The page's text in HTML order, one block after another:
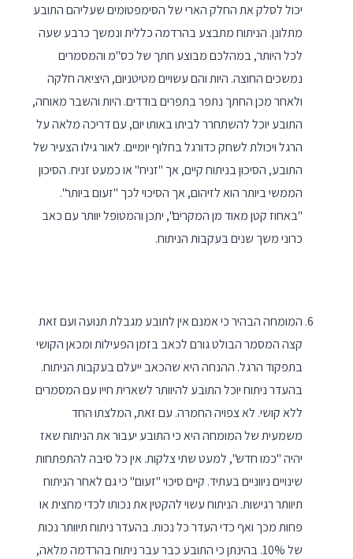
יכול לסלק את החלק הארי של הסימפטומים שעליהם התובע
מתלונן. הניתוח מתבצע בהרדמה כללית ונמשך כרבע שעה
לכל היותר, במהלכם מבוצע חתך של כס"מ והמסמרים
נמשכים החוצה. היות והם עשויים מטיטניום, היציאה חלקה
ולאחר מכן החתך נתפר בתפרים בודדים. היות והשבר מאוחה,
התובע יוכל להשתחרר לביתו באותו יום, עם דריכה מלאה על
הרגל ויכולת לשחק כדורגל בחלוף יומיים. לאור גילו הצעיר של
התובע, הסיכון בניתוח קיים, אך "זניח" או כמעט זניח. הסיכון
הממשי ביותר הוא לזיהום, אך הסיכוי לכך "זעום ביותר".
"באחוז קטן מאוד מן המקרים", יתכן והמטופל יוותר עם כאב
כרוני משך שנים בעקבות הניתוח.
המומחה הבהיר כי אמנם אין לתובע מגבלת תנועה ועם זאת
קצה המסמר הבולט גורם לכאב בזמן הפעילות ומכאן הקושי
בתפקוד הרגל. ההנחה היא שהכאב ייעלם בעקבות הניתוח.
בהעדר ניתוח יוכל התובע להיוותר לשארית חייו עם המסמרים
ללא קושי. לא צפויה החמרה. עם זאת, המלצתו החד
משמעית של המומחה היא כי התובע יעבור את הניתוח שאז
יהיה "כמו חדש", למעט שתי צלקות. אין כל סיבה להתפתחות
שינויים ניווניים בעתיד. קיים סיכוי "זעום" כי גם לאחר הניתוח
תיוותר רגישות. הניתוח עשוי להקטין את נכותו לכדי מחצית או
פחות מכך ואף כדי העדר כל נכות. בהעדר ניתוח תיוותר נכות
של 10%. בהינתן כי התובע כבר עבר ניתוח בהרדמה מלאה,